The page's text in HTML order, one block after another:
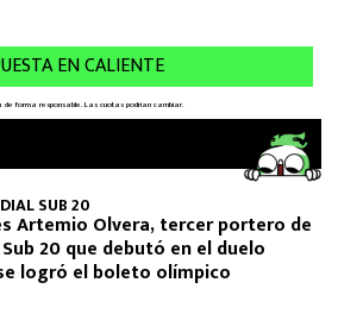
SUB 20
Artemio Olvera, tercer portero de
20 que debutó en el duelo
logró el boleto olímpico